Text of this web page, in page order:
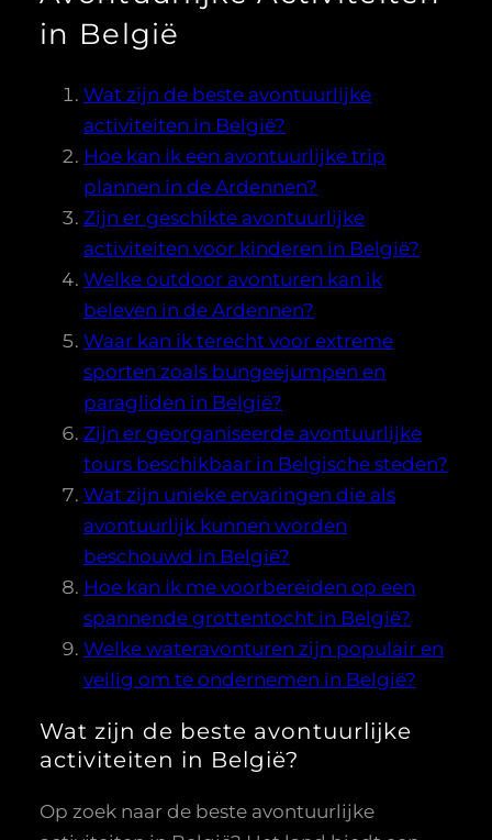
in België
Wat zijn de beste avontuurlijke
activiteiten in België?
Hoe kan ik een avontuurlijke trip
plannen in de Ardennen?
Zijn er geschikte avontuurlijke
activiteiten voor kinderen in België?
Welke outdoor avonturen kan ik
beleven in de Ardennen?
Waar kan ik terecht voor extreme
sporten zoals bungeejumpen en
paragliden in België?
Zijn er georganiseerde avontuurlijke
tours beschikbaar in Belgische steden?
Wat zijn unieke ervaringen die als
avontuurlijk kunnen worden
beschouwd in België?
Hoe kan ik me voorbereiden op een
spannende grottentocht in België?
Welke wateravonturen zijn populair en
veilig om te ondernemen in België?
Wat zijn de beste avontuurlijke
activiteiten in België?
Op zoek naar de beste avontuurlijke